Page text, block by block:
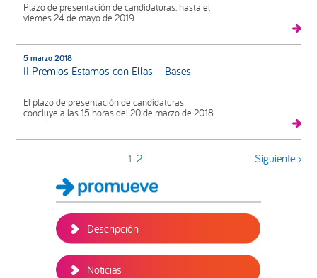
Plazo de presentación de candidaturas: hasta el
viernes 24 de mayo de 2019.
5 marzo 2018
II Premios Estamos con Ellas – Bases
El plazo de presentación de candidaturas
concluye a las 15 horas del 20 de marzo de 2018.
1 2 Siguiente >
Barra
lateral
principal
Descripción
Noticias